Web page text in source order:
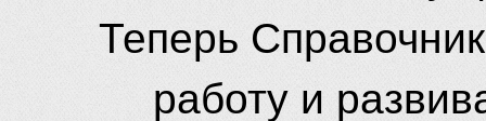
Теперь
работу и